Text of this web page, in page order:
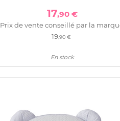
17,90 €
Prix de vente conseillé par la
19,90 €
En stock